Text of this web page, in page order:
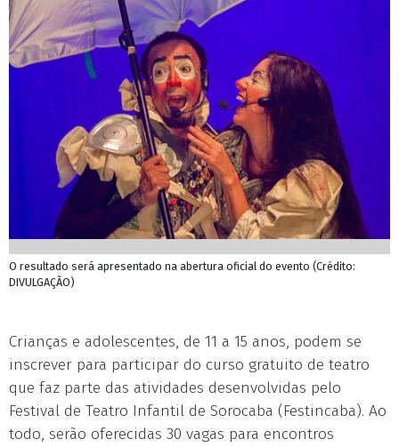
O resultado será apresentado na abertura oficial do evento (Crédito:
DIVULGAÇÃO)
Crianças e adolescentes, de 11 a 15 anos, podem se
inscrever para participar do curso gratuito de teatro
que faz parte das atividades desenvolvidas pelo
Festival de Teatro Infantil de Sorocaba (Festincaba). Ao
todo, serão oferecidas 30 vagas para encontros